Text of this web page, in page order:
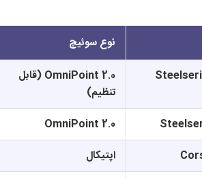
نوع سوئیچ
OmniPoint 2.0 (قابل
تنظیم)
OmniPoint 2.0
اپتیکال